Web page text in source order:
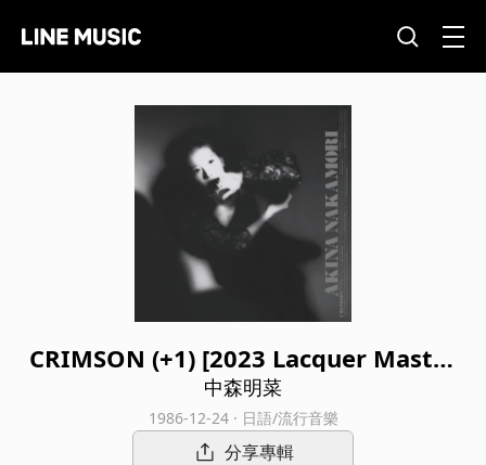
CRIMSON (+1) [2023 Lacquer Master
Sound]
中森明菜
1986-12-24 · 日語/流行音樂
分享專輯